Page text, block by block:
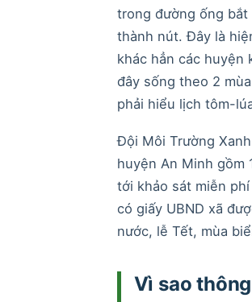
trong đường ống
thành nút. Đây là
khác hẳn các
đây sống theo 2
phải hiểu lịch tôm-
Đội Môi Trường
huyện An Minh gồm
tới khảo sát miễn
có giấy UBND xã
nước, lễ Tết, mùa
Vì sao